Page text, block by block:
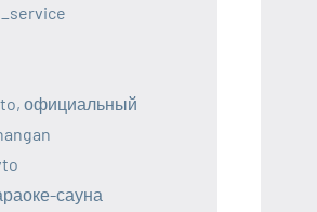
официальный
сауна